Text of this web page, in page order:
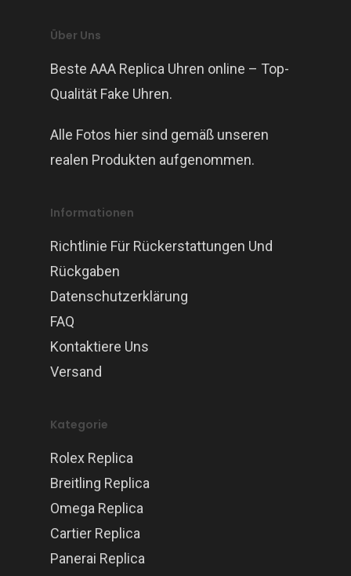
Über Uns
Beste AAA Replica Uhren online – Top-
Qualität Fake Uhren.
Alle Fotos hier sind gemäß unseren
realen Produkten aufgenommen.
Informationen
Richtlinie Für Rückerstattungen Und
Rückgaben
Datenschutzerklärung
FAQ
Kontaktiere Uns
Versand
Kategorie
Rolex Replica
Breitling Replica
Omega Replica
Cartier Replica
Panerai Replica